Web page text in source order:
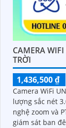
CAMERA
TRỜI
1,436,500 ₫
Camera WiFi
lượng sắc nét
nghệ zoom và
giám sát ban